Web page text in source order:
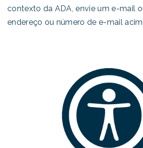
contexto da ADA, envie um e-mail
endereço ou número de e-mail